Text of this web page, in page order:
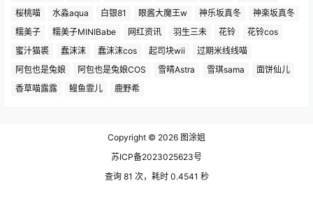
桜桃喵
水淼aqua 白银81 眼酱大魔王w 神乐坂真冬
神楽坂真冬
糯美子
糯美子MINIBabe 网红资讯 羽生三未 花铃
花铃cos
蜜汁猫裘
蠢沫沫 蠢沫沫cos 起司块wii
过期米线线喵
阿包也是兔娘
阿包也是兔娘COS 雪晴Astra 雪琪sama
面饼仙儿
香草喵露露
鳗鱼霏儿 鹿野希
Copyright © 2026 图涂姐
苏ICP备2023025623号
查询 81 次，耗时 0.4541 秒